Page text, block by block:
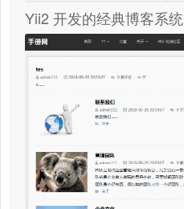
Yii2 开发的经典博客系统